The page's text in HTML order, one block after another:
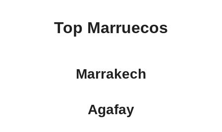
Top Marruecos
Marrakech
Agafay